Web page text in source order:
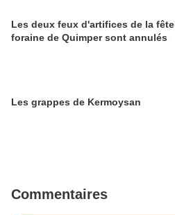
Les deux feux d'artifices de la fête
foraine de Quimper sont annulés
Les grappes de Kermoysan
Commentaires